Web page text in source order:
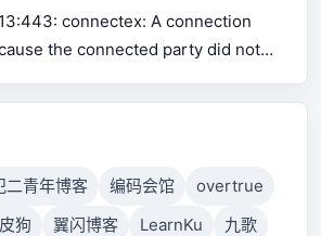
pip or conda to install xlrd.
connectex: A connection
the connected party did not
connected host has failed
二青年博客 编码会馆
overtrue
狗 翼闪博客 LearnKu
九歌